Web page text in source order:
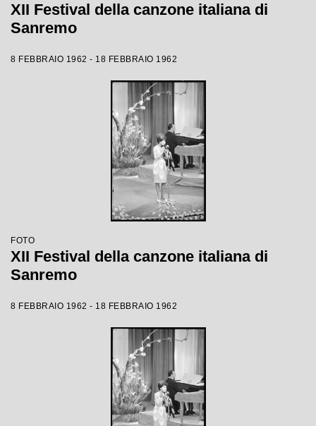
XII Festival della canzone italiana di
Sanremo
8 FEBBRAIO 1962 - 18 FEBBRAIO 1962
FOTO
XII Festival della canzone italiana di
Sanremo
8 FEBBRAIO 1962 - 18 FEBBRAIO 1962